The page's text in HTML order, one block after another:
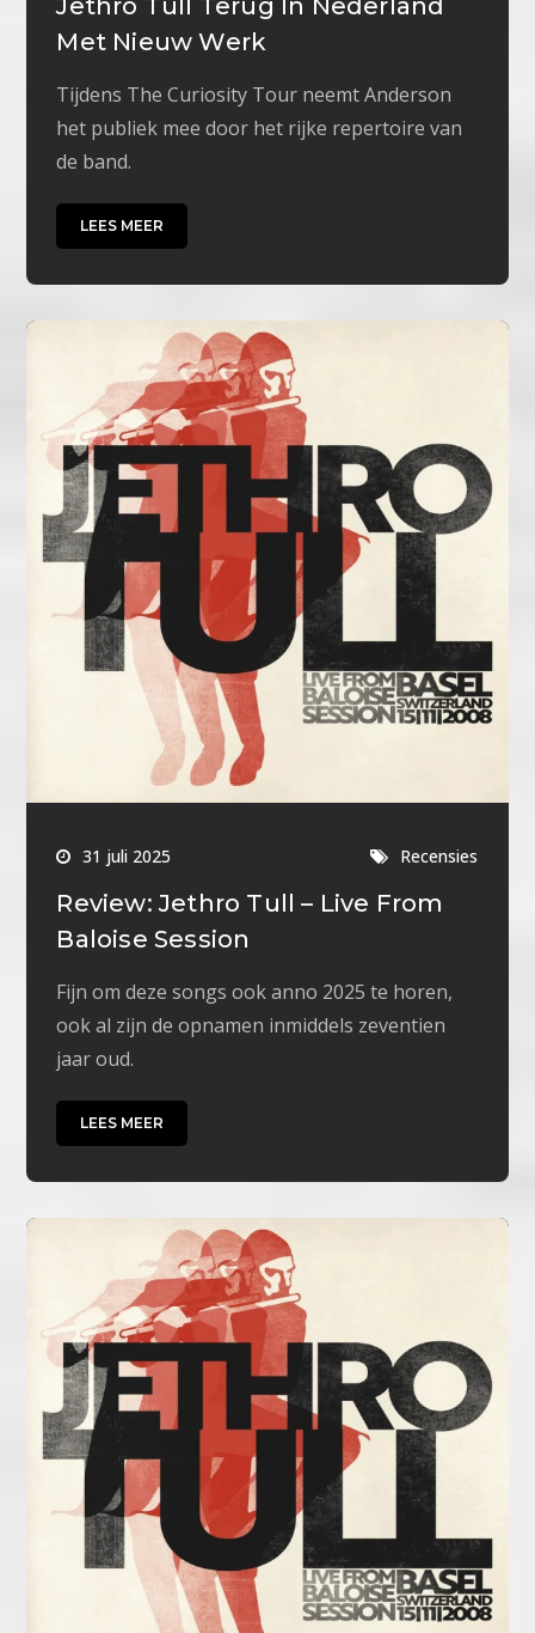
Jethro Tull Terug In Nederland
Met Nieuw Werk
Tijdens The Curiosity Tour neemt Anderson
het publiek mee door het rijke repertoire van
de band.
LEES MEER
31 juli 2025 Recensies
Review: Jethro Tull – Live From
Baloise Session
Fijn om deze songs ook anno 2025 te horen,
ook al zijn de opnamen inmiddels zeventien
jaar oud.
LEES MEER